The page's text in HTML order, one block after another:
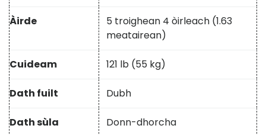
Àirde
5 troighean 4 òirleach (1.63
meatairean)
Cuideam 121 lb (55 kg)
Dath fuilt Dubh
Dath sùla Donn-dhorcha